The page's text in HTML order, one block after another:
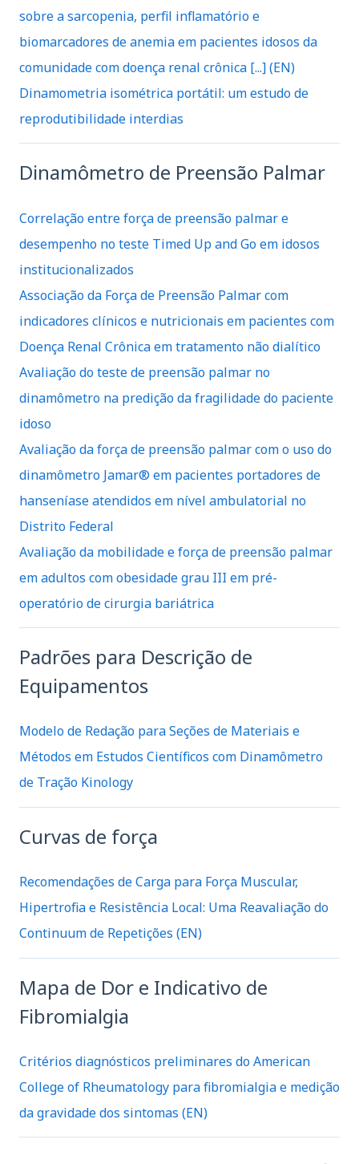
sobre a sarcopenia, perfil inflamatório e
biomarcadores de anemia em pacientes idosos da
comunidade com doença renal crônica [...] (EN)
Dinamometria isométrica portátil: um estudo de
reprodutibilidade interdias
Dinamômetro de Preensão Palmar
Correlação entre força de preensão palmar e
desempenho no teste Timed Up and Go em idosos
institucionalizados
Associação da Força de Preensão Palmar com
indicadores clínicos e nutricionais em pacientes com
Doença Renal Crônica em tratamento não dialítico
Avaliação do teste de preensão palmar no
dinamômetro na predição da fragilidade do paciente
idoso
Avaliação da força de preensão palmar com o uso do
dinamômetro Jamar® em pacientes portadores de
hanseníase atendidos em nível ambulatorial no
Distrito Federal
Avaliação da mobilidade e força de preensão palmar
em adultos com obesidade grau III em pré-
operatório de cirurgia bariátrica
Padrões para Descrição de
Equipamentos
Modelo de Redação para Seções de Materiais e
Métodos em Estudos Científicos com Dinamômetro
de Tração Kinology
Curvas de força
Recomendações de Carga para Força Muscular,
Hipertrofia e Resistência Local: Uma Reavaliação do
Continuum de Repetições (EN)
Mapa de Dor e Indicativo de
Fibromialgia
Critérios diagnósticos preliminares do American
College of Rheumatology para fibromialgia e medição
da gravidade dos sintomas (EN)